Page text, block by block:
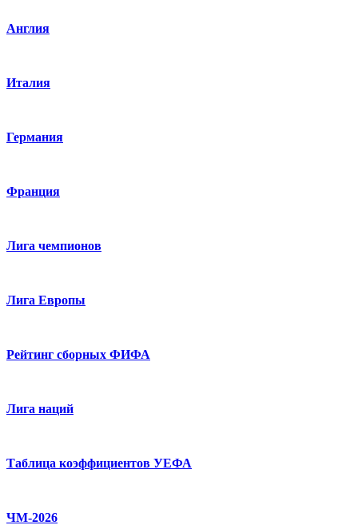
Англия
Италия
Германия
Франция
Лига чемпионов
Лига Европы
Рейтинг сборных ФИФА
Лига наций
Таблица коэффициентов УЕФА
ЧМ-2026